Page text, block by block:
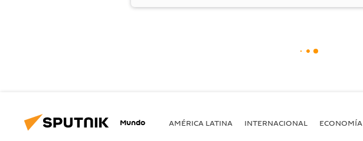
Mundo AMÉRICA LATINA INTERNACIONAL ECONOMÍA